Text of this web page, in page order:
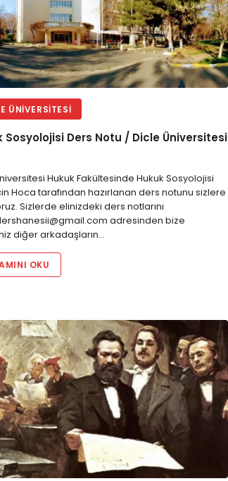
ÜNIVERSITESI
Sosyolojisi Ders Notu / Dicle Üniversitesi
Hukuk Fakültesinde Hukuk Sosyolojisi
Hoca tarafından hazırlanan ders notunu sizlere
Sizlerde elinizdeki ders notlarını
adresinden bize
diğer arkadaşların…
OKU